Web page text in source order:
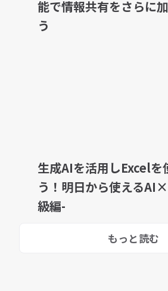
能で情報共有をさらに
う
生成AIを活用しExcelを
う！明日から使える
級編-
もっと読む